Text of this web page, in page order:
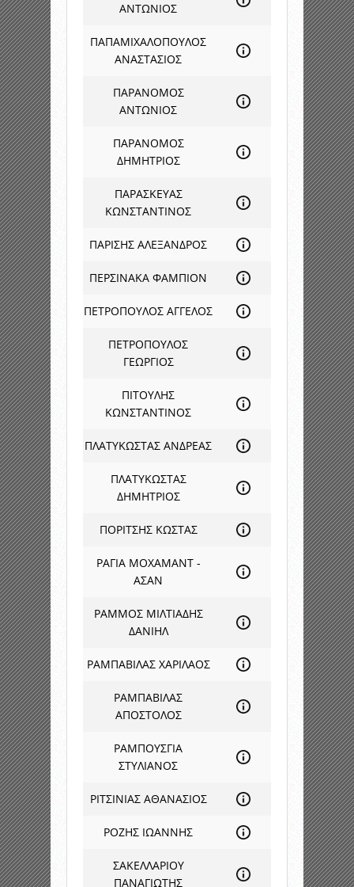
ΑΝΤΩΝΙΟΣ
ΠΑΠΑΜΙΧΑΛΟΠΟΥΛΟΣ
ΑΝΑΣΤΑΣΙΟΣ
ΠΑΡΑΝΟΜΟΣ
ΑΝΤΩΝΙΟΣ
ΠΑΡΑΝΟΜΟΣ
ΔΗΜΗΤΡΙΟΣ
ΠΑΡΑΣΚΕΥΑΣ
ΚΩΝΣΤΑΝΤΙΝΟΣ
ΠΑΡΙΣΗΣ ΑΛΕΞΑΝΔΡΟΣ
ΠΕΡΣΙΝΑΚΑ ΦΑΜΠΙΟΝ
ΠΕΤΡΟΠΟΥΛΟΣ ΑΓΓΕΛΟΣ
ΠΕΤΡΟΠΟΥΛΟΣ
ΓΕΩΡΓΙΟΣ
ΠΙΤΟΥΛΗΣ
ΚΩΝΣΤΑΝΤΙΝΟΣ
ΠΛΑΤΥΚΩΣΤΑΣ ΑΝΔΡΕΑΣ
ΠΛΑΤΥΚΩΣΤΑΣ
ΔΗΜΗΤΡΙΟΣ
ΠΟΡΙΤΣΗΣ ΚΩΣΤΑΣ
ΡΑΓΙΑ ΜΟΧΑΜΑΝΤ -
ΑΣΑΝ
ΡΑΜΜΟΣ ΜΙΛΤΙΑΔΗΣ
ΔΑΝΙΗΛ
ΡΑΜΠΑΒΙΛΑΣ ΧΑΡΙΛΑΟΣ
ΡΑΜΠΑΒΙΛΑΣ
ΑΠΟΣΤΟΛΟΣ
ΡΑΜΠΟΥΣΓΙΑ
ΣΤΥΛΙΑΝΟΣ
ΡΙΤΣΙΝΙΑΣ ΑΘΑΝΑΣΙΟΣ
ΡΟΖΗΣ ΙΩΑΝΝΗΣ
ΣΑΚΕΛΛΑΡΙΟΥ
ΠΑΝΑΓΙΩΤΗΣ